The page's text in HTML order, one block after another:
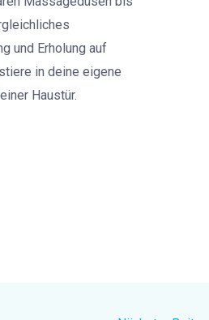
und Erholung auf
in deine eigene
Haustür.